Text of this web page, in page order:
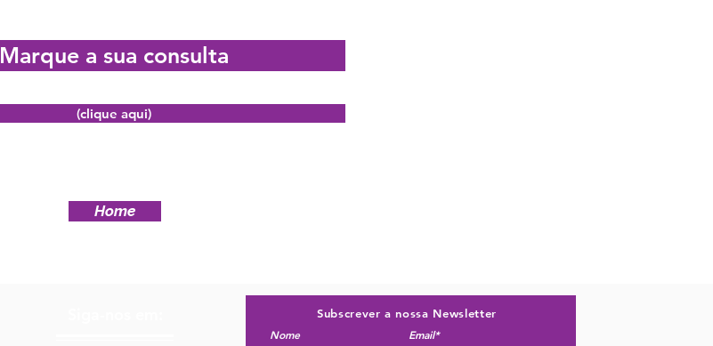
Marque a sua consulta
(clique aqui)
Home
Subscrever a nossa Newsletter